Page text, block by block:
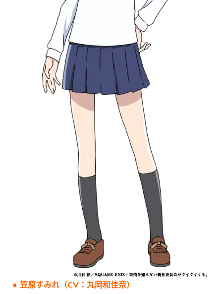
● 笠原すみれ（CV：丸岡和佳奈）